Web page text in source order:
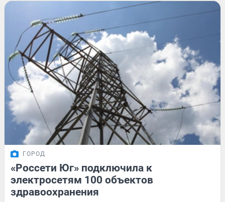
ГОРОД
«Россети Юг» подключила к
электросетям 100 объектов
здравоохранения